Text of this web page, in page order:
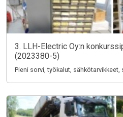
3. LLH-Electric Oy:n
(2023380-5)
Pieni sorvi, työkalut,